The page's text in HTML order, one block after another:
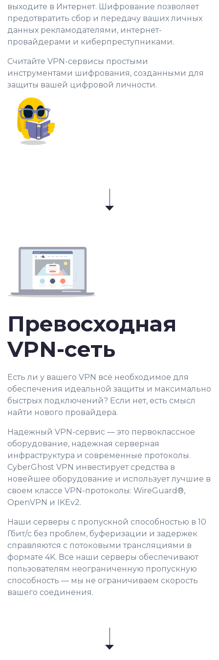
выходите в Интернет. Шифрование позволяет
предотвратить сбор и передачу ваших личных
данных рекламодателями, интернет-
провайдерами и киберпреступниками.
Считайте VPN-сервисы простыми
инструментами шифрования, созданными для
защиты вашей цифровой личности.
Превосходная
VPN-сеть
Есть ли у вашего VPN всё необходимое для
обеспечения идеальной защиты и максимально
быстрых подключений? Если нет, есть смысл
найти нового провайдера.
Надежный VPN-сервис — это первоклассное
оборудование, надежная серверная
инфраструктура и современные протоколы.
CyberGhost VPN инвестирует средства в
новейшее оборудование и использует лучшие в
своем классе VPN-протоколы: WireGuard®,
OpenVPN и IKEv2.
Наши серверы с пропускной способностью в 10
Гбит/с без проблем, буферизации и задержек
справляются с потоковыми трансляциями в
формате 4K. Все наши серверы обеспечивают
пользователям неограниченную пропускную
способность — мы не ограничиваем скорость
вашего соединения.